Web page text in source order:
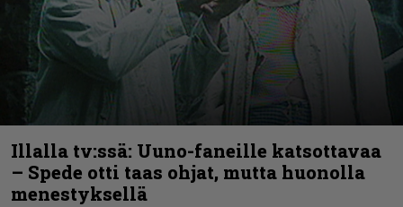
Illalla tv:ssä: Uuno-faneille katsottavaa
– Spede otti taas ohjat, mutta huonolla
menestyksellä